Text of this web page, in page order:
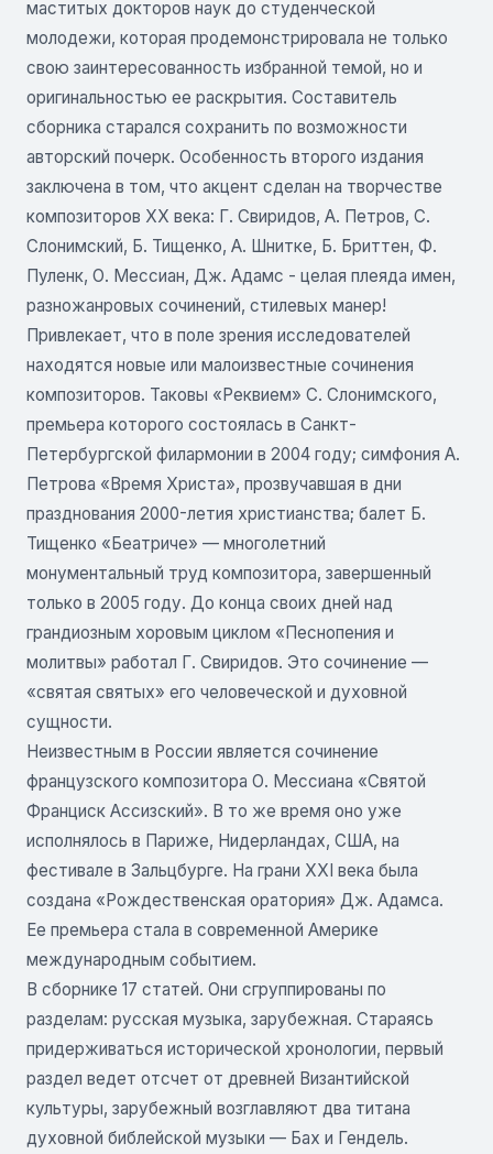
маститых докторов наук до студенческой
молодежи, которая продемонстрировала не только
свою заинтересованность избранной темой, но и
оригинальностью ее раскрытия. Составитель
сборника старался сохранить по возможности
авторский почерк. Особенность второго издания
заключена в том, что акцент сделан на творчестве
композиторов XX века: Г. Свиридов, А. Петров, С.
Слонимский, Б. Тищенко, А. Шнитке, Б. Бриттен, Ф.
Пуленк, О. Мессиан, Дж. Адамс - целая плеяда имен,
разножанровых сочинений, стилевых манер!
Привлекает, что в поле зрения исследователей
находятся новые или малоизвестные сочинения
композиторов. Таковы «Реквием» С. Слонимского,
премьера которого состоялась в Санкт-
Петербургской филармонии в 2004 году; симфония А.
Петрова «Время Христа», прозвучавшая в дни
празднования 2000-летия христианства; балет Б.
Тищенко «Беатриче» — многолетний
монументальный труд композитора, завершенный
только в 2005 году. До конца своих дней над
грандиозным хоровым циклом «Песнопения и
молитвы» работал Г. Свиридов. Это сочинение —
«святая святых» его человеческой и духовной
сущности.
Неизвестным в России является сочинение
французского композитора О. Мессиана «Святой
Франциск Ассизский». В то же время оно уже
исполнялось в Париже, Нидерландах, США, на
фестивале в Зальцбурге. На грани XXI века была
создана «Рождественская оратория» Дж. Адамса.
Ее премьера стала в современной Америке
международным событием.
В сборнике 17 статей. Они сгруппированы по
разделам: русская музыка, зарубежная. Стараясь
придерживаться исторической хронологии, первый
раздел ведет отсчет от древней Византийской
культуры, зарубежный возглавляют два титана
духовной библейской музыки — Бах и Гендель.